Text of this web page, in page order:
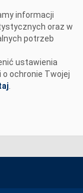
informacji
oraz w
potrzeb
ustawienia
o ochronie Twojej